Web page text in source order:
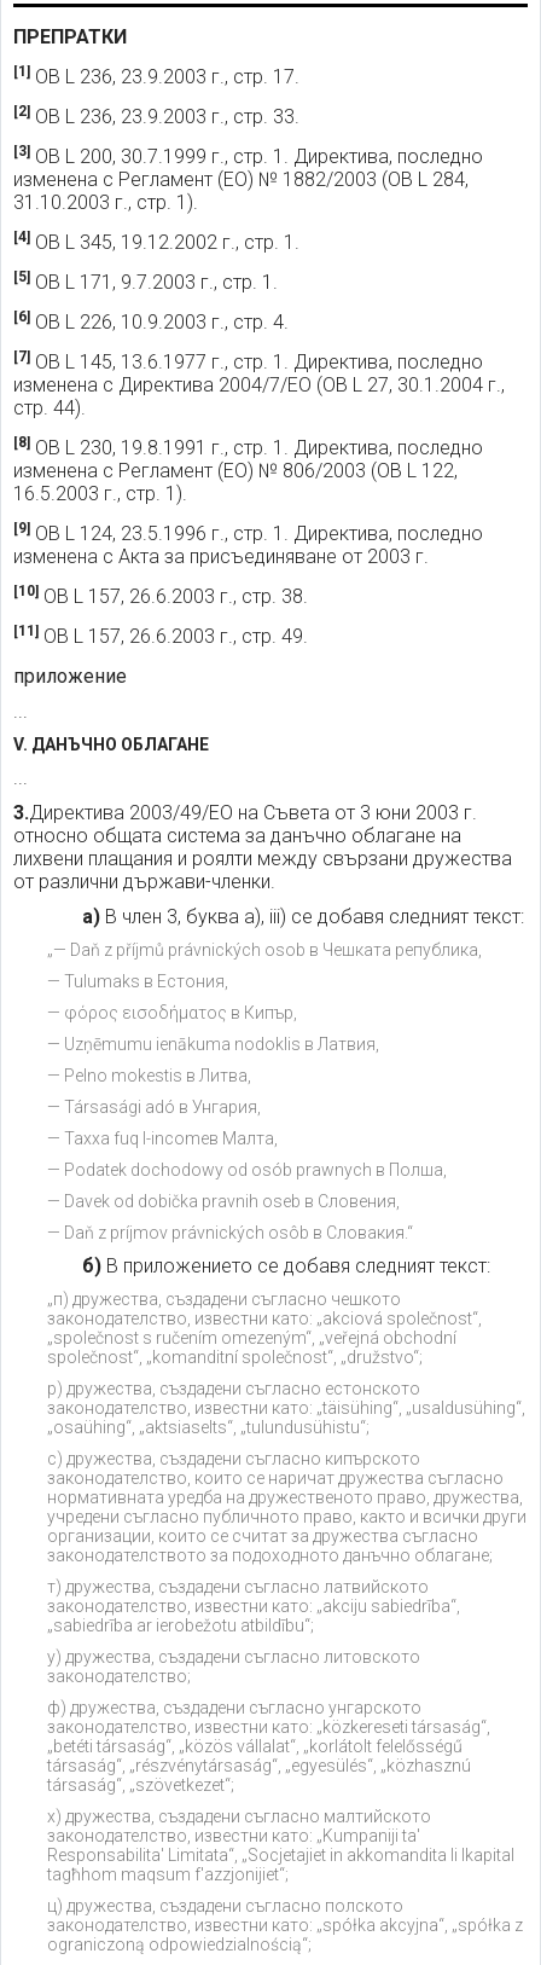
ПРЕПРАТКИ
[1] ОВ L 236, 23.9.2003 г., стр. 17.
[2] ОВ L 236, 23.9.2003 г., стр. 33.
[3] ОВ L 200, 30.7.1999 г., стр. 1. Директива, последно
изменена с Регламент (ЕО) № 1882/2003 (ОВ L 284,
31.10.2003 г., стр. 1).
[4] ОВ L 345, 19.12.2002 г., стр. 1.
[5] ОВ L 171, 9.7.2003 г., стр. 1.
[6] ОВ L 226, 10.9.2003 г., стр. 4.
[7] ОВ L 145, 13.6.1977 г., стр. 1. Директива, последно
изменена с Директива 2004/7/ЕО (ОВ L 27, 30.1.2004 г.,
стр. 44).
[8] ОВ L 230, 19.8.1991 г., стр. 1. Директива, последно
изменена с Регламент (ЕО) № 806/2003 (ОВ L 122,
16.5.2003 г., стр. 1).
[9] ОВ L 124, 23.5.1996 г., стр. 1. Директива, последно
изменена с Акта за присъединяване от 2003 г.
[10] ОВ L 157, 26.6.2003 г., стр. 38.
[11] ОВ L 157, 26.6.2003 г., стр. 49.
приложение
...
V. ДАНЪЧНО ОБЛАГАНЕ
...
3.Директива 2003/49/ЕО на Съвета от 3 юни 2003 г.
относно общата система за данъчно облагане на
лихвени плащания и роялти между свързани дружества
от различни държави-членки.
а)В член 3, буква а), iii) се добавя следният текст:
„— Daň z příjmů právnických osob в Чешката република,
— Tulumaks в Естония,
— φόρος εισοδήματος в Кипър,
— Uzņēmumu ienākuma nodoklis в Латвия,
— Pelno mokestis в Литва,
— Társasági adó в Унгария,
— Taxxa fuq l-incomeв Малта,
— Podatek dochodowy od osób prawnych в Полша,
— Davek od dobička pravnih oseb в Словения,
— Daň z príjmov právnických osôb в Словакия.“
б)В приложението се добавя следният текст:
„п) дружества, създадени съгласно чешкото
законодателство, известни като: „akciová společnost“,
„společnost s ručením omezeným“, „veřejná obchodní
společnost“, „komanditní společnost“, „družstvo“;
р) дружества, създадени съгласно естонското
законодателство, известни като: „täisühing“, „usaldusühing“,
„osaühing“, „aktsiaselts“, „tulundusühistu“;
с) дружества, създадени съгласно кипърското
законодателство, които се наричат дружества съгласно
нормативната уредба на дружественото право, дружества,
учредени съгласно публичното право, както и всички други
организации, които се считат за дружества съгласно
законодателството за подоходното данъчно облагане;
т) дружества, създадени съгласно латвийското
законодателство, известни като: „akciju sabiedrība“,
„sabiedrība ar ierobežotu atbildību“;
у) дружества, създадени съгласно литовското
законодателство;
ф) дружества, създадени съгласно унгарското
законодателство, известни като: „közkereseti társaság“,
„betéti társaság“, „közös vállalat“, „korlátolt felelősségű
társaság“, „részvénytársaság“, „egyesülés“, „közhasznú
társaság“, „szövetkezet“;
х) дружества, създадени съгласно малтийското
законодателство, известни като: „Kumpaniji ta'
Responsabilita' Limitata“, „Socjetajiet in akkomandita li lkapital
tagħhom maqsum f'azzjonijiet“;
ц) дружества, създадени съгласно полското
законодателство, известни като: „spółka akcyjna“, „spółka z
ograniczoną odpowiedzialnością“;